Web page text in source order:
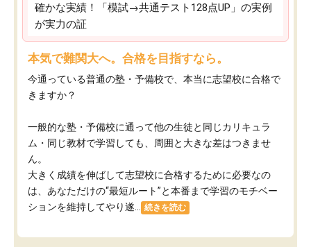
確かな実績！「模試→共通テスト128点UP」の実例
が実力の証
本気で難関大へ。合格を目指すなら。
今通っている普通の塾・予備校で、本当に志望校に合格で
きますか？
一般的な塾・予備校に通って他の生徒と同じカリキュラ
ム・同じ教材で学習しても、周囲と大きな差はつきませ
ん。
大きく成績を伸ばして志望校に合格するために必要なの
は、あなただけの“最短ルート”と本番まで学習のモチベー
ションを維持してやり遂...
続きを読む